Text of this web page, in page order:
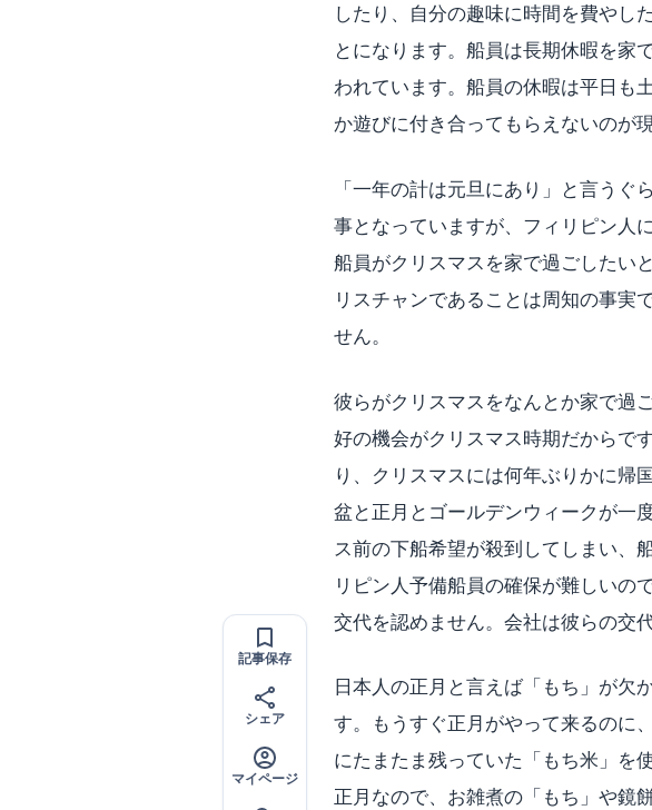
記事保存
シェア
マイページ
したり、自分の趣味に時間を費やし
とになります。船員は長期休暇を家
われています。船員の休暇は平日も
か遊びに付き合ってもらえないのが現
「一年の計は元旦にあり」と言う
事となっていますが、フィリピン人
船員がクリスマスを家で過ごしたい
リスチャンであることは周知の事実
せん。
彼らがクリスマスをなんとか家で過
好の機会がクリスマス時期だからで
り、クリスマスには何年ぶりかに帰
盆と正月とゴールデンウィークが一
ス前の下船希望が殺到してしまい、
リピン人予備船員の確保が難しいの
交代を認めません。会社は彼らの交
日本人の正月と言えば「もち」が欠
す。もうすぐ正月がやって来るのに
にたまたま残っていた「もち米」を
正月なので、お雑煮の「もち」や鏡